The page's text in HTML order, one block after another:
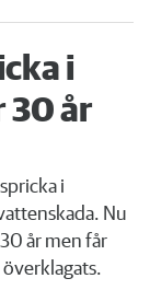
i
30 år
i
Nu
år men får